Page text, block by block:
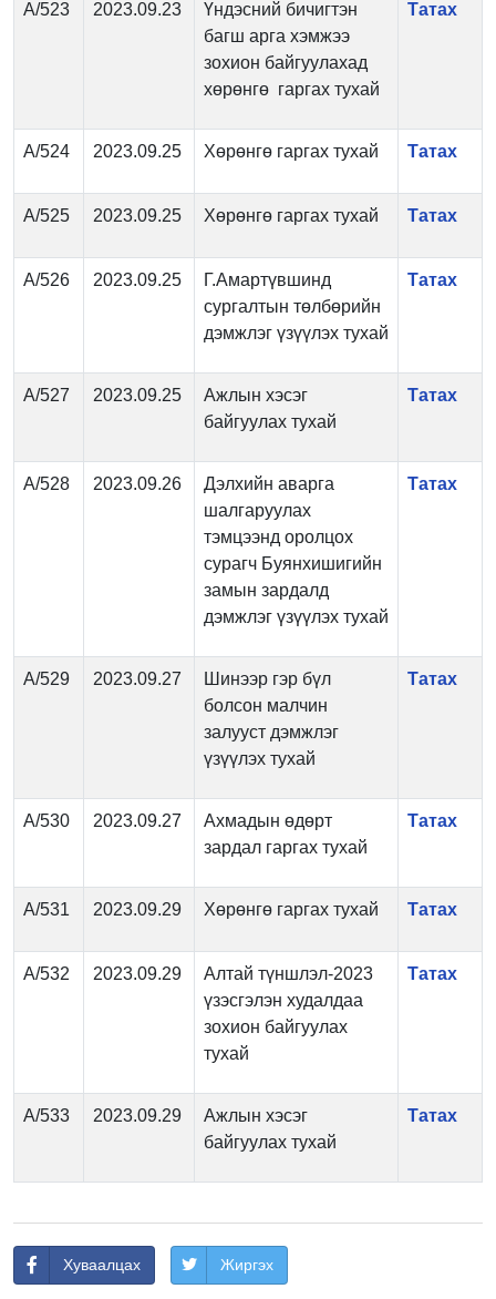
А/523 2023.09.23
Үндэсний бичигтэн
багш арга хэмжээ
зохион байгуулахад
хөрөнгө гаргах тухай
Татах
А/524 2023.09.25 Хөрөнгө гаргах тухай Татах
А/525 2023.09.25 Хөрөнгө гаргах тухай Татах
А/526 2023.09.25
Г.Амартүвшинд
сургалтын төлбөрийн
дэмжлэг үзүүлэх тухай
Татах
А/527 2023.09.25
Ажлын хэсэг
байгуулах тухай
Татах
А/528 2023.09.26
Дэлхийн аварга
шалгаруулах
тэмцээнд оролцох
сурагч Буянхишигийн
замын зардалд
дэмжлэг үзүүлэх тухай
Татах
А/529 2023.09.27
Шинээр гэр бүл
болсон малчин
залууст дэмжлэг
үзүүлэх тухай
Татах
А/530 2023.09.27
Ахмадын өдөрт
зардал гаргах тухай
Татах
А/531 2023.09.29 Хөрөнгө гаргах тухай Татах
А/532 2023.09.29
Алтай түншлэл-2023
үзэсгэлэн худалдаа
зохион байгуулах
тухай
Татах
А/533 2023.09.29
Ажлын хэсэг
байгуулах тухай
Татах
Хуваалцах Жиргэх